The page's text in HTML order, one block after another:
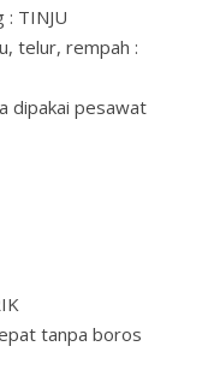
: TINJU
telur, rempah :
dipakai pesawat
tanpa boros